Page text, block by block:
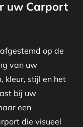
uw Carport
op de
van uw
kleur, stijl en het
bij uw
een
die visueel